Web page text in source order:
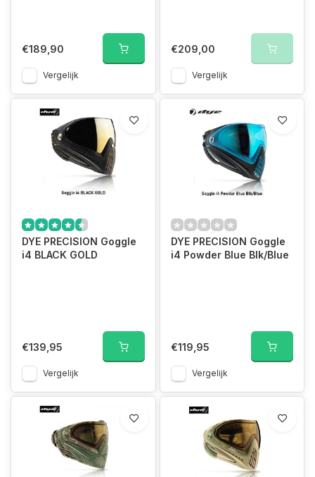
€189,90
Vergelijk
€209,00
Vergelijk
DYE PRECISION Goggle
i4 BLACK GOLD
€139,95
Vergelijk
DYE PRECISION Goggle
i4 Powder Blue Blk/Blue
€119,95
Vergelijk